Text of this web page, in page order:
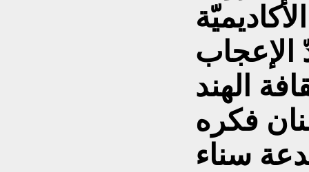
الإعجاب
الهند
فكره
سناء